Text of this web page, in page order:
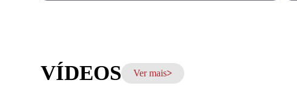
VÍDEOS Ver mais